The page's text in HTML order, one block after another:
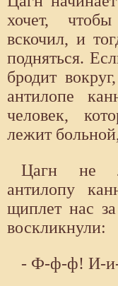
хочет,
вскочил, и
подняться.
бродит
антилопе
человек,
лежит
Цагн не
антилопу
щиплет нас
воскликнули:
- Ф-ф-ф! И-